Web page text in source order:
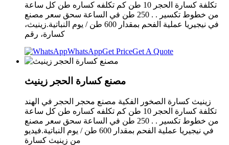
تكلفة كسارة الحجر 10 طن كم تكلفه كساره طن كل ساعة
من خطوط تكسير . . 250 طن في الساعة سحق سعر مصنع
في نيجيريا عملية الفحم بمقدار 600 طن / يوم النباتية.زينيث،
كسارة، رقم
WhatsAppGet PriceGet A Quote
مصنع كسارة الحجر زينيث
زينيث كسارة الصخور الفكية مصنع محجر الحجر في الهند
تكلفة كسارة الحجر 10 طن كم تكلفه كساره طن كل ساعة
من خطوط تكسير . . 250 طن في الساعة سحق سعر مصنع
في نيجيريا عملية الفحم بمقدار 600 طن / يوم النباتية.فيديو
من زينيث كسارة